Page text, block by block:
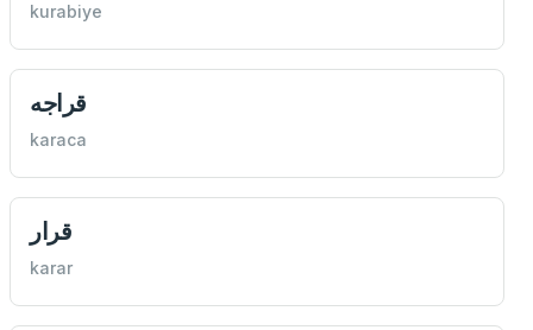
kurabiye
قراجه
karaca
قرار
karar